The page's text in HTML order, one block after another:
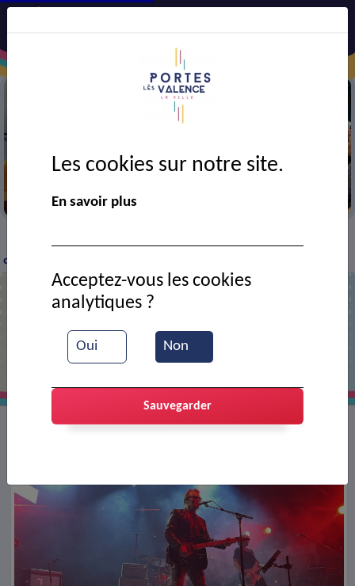
concerts, 2 ambiances !
2 concerts, 2 ambiances !
Les cookies sur notre site.
En savoir plus
Oui Non
Acceptez-vous les cookies
analytiques ?
Sauvegarder